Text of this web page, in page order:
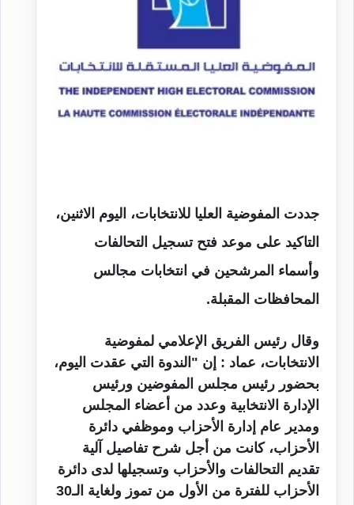
جددت المفوضية العليا للانتخابات، اليوم الاثنين،
التاكيد على موعد فتح تسجيل التحالفات
وأسماء المرشحين في انتخابات مجالس
المحافظات المقبلة.
وقال رئيس الفريق الإعلامي لمفوضية
الانتخابات، عماد : إن "الندوة التي عقدت اليوم،
بحضور رئيس مجلس المفوضين ورئيس
الإدارة الانتخابية وعدد من أعضاء المجلس
ومدير عام إدارة الأحزاب وموظفي دائرة
الأحزاب، كانت من أجل شرح تفاصيل آلية
تقديم التحالفات والأحزاب وتسجيلها لدى دائرة
الأحزاب للفترة من الأول من تموز ولغاية الـ30